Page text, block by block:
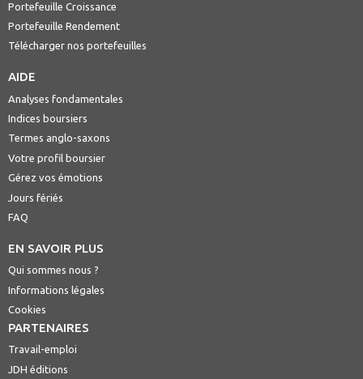
Portefeuille Croissance
Portefeuille Rendement
Télécharger nos portefeuilles
AIDE
Analyses fondamentales
Indices boursiers
Termes anglo-saxons
Votre profil boursier
Gérez vos émotions
Jours fériés
FAQ
EN SAVOIR PLUS
Qui sommes nous ?
Informations légales
Cookies
PARTENAIRES
Travail-emploi
JDH éditions